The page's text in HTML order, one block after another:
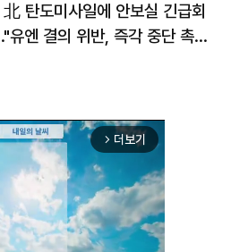
탄도미사일에 안보실 긴급회
유엔 결의 위반, 즉각 중단 촉
arrow_forward_ios 더보기